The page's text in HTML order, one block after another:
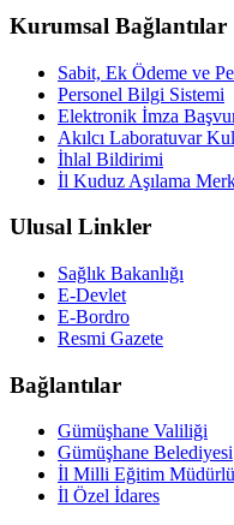
Kurumsal Bağlantılar
Sabit, Ek Ödeme ve
Personel Bilgi Sistemi
Elektronik İmza
Akılcı Laboratuvar
İhlal Bildirimi
İl Kuduz Aşılama
Ulusal Linkler
Sağlık Bakanlığı
E-Devlet
E-Bordro
Resmi Gazete
Bağlantılar
Gümüşhane Valiliği
Gümüşhane Belediyesi
İl Milli Eğitim
İl Özel İdares